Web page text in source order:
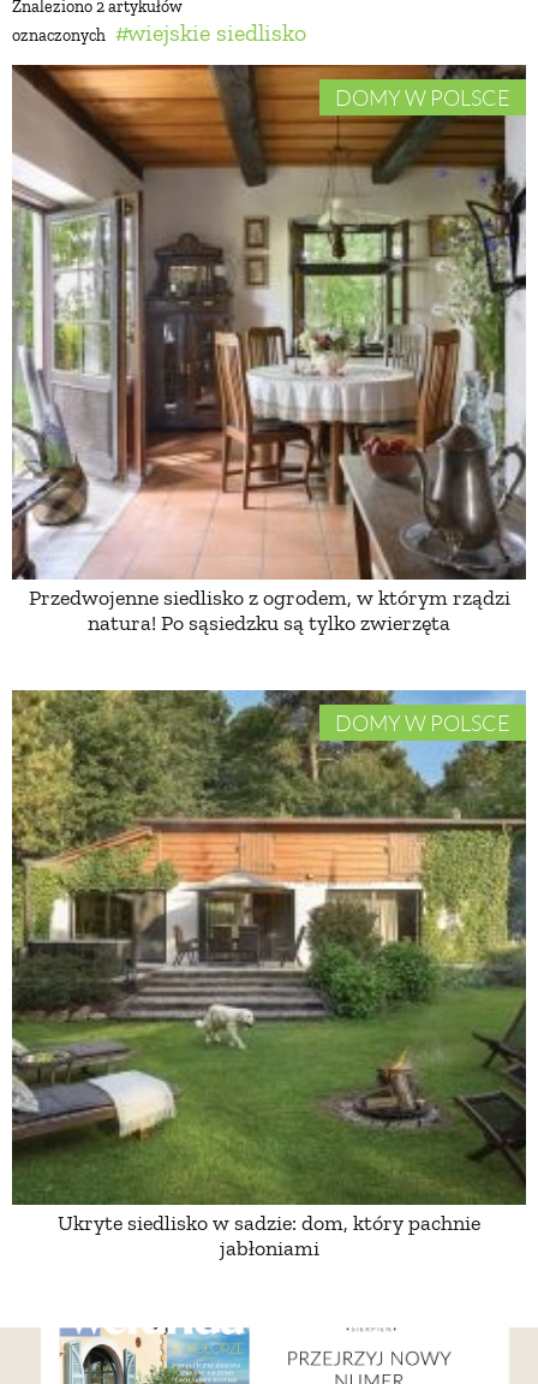
Znaleziono 2 artykułów
oznaczonych
wiejskie siedlisko
DOMY W POLSCE
Przedwojenne siedlisko z ogrodem, w którym rządzi
natura! Po sąsiedzku są tylko zwierzęta
DOMY W POLSCE
Ukryte siedlisko w sadzie: dom, który pachnie
jabłoniami
BUDUJEMY DOM
OGRÓD
WARZYWA I OWOCE
ROŚLINY OGRODOWE
PORADY
ZIELEŃ W DOMU
PROJEKTOWANIE OGRODU
NATURALNIE
NATURALNA APTECZKA
DLA DOMU
EKO ŻYCIE
PRZYRODA
ZWIERZĘTA DOMOWE
ZWIERZĘTA W NATURZE
GRZYBY
RĘKODZIEŁO